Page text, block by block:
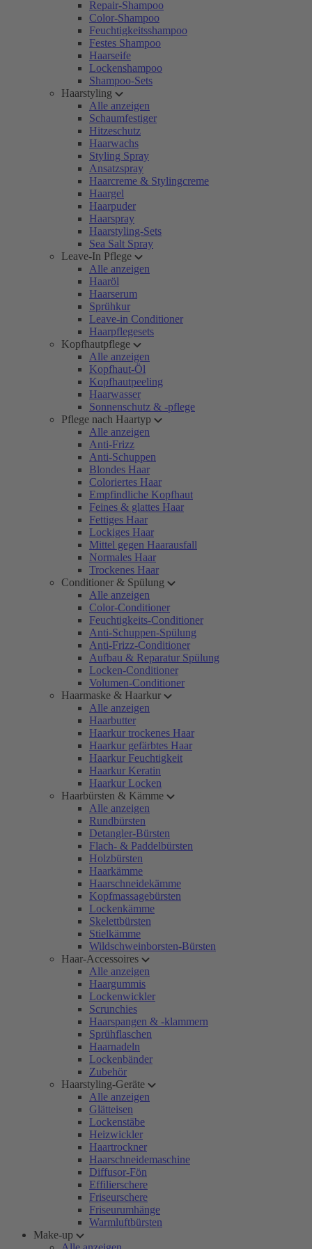
Repair-Shampoo
Color-Shampoo
Feuchtigkeitsshampoo
Festes Shampoo
Haarseife
Lockenshampoo
Shampoo-Sets
Haarstyling
Alle anzeigen
Schaumfestiger
Hitzeschutz
Haarwachs
Styling Spray
Ansatzspray
Haarcreme & Stylingcreme
Haargel
Haarpuder
Haarspray
Haarstyling-Sets
Sea Salt Spray
Leave-In Pflege
Alle anzeigen
Haaröl
Haarserum
Sprühkur
Leave-in Conditioner
Haarpflegesets
Kopfhautpflege
Alle anzeigen
Kopfhaut-Öl
Kopfhautpeeling
Haarwasser
Sonnenschutz & -pflege
Pflege nach Haartyp
Alle anzeigen
Anti-Frizz
Anti-Schuppen
Blondes Haar
Coloriertes Haar
Empfindliche Kopfhaut
Feines & glattes Haar
Fettiges Haar
Lockiges Haar
Mittel gegen Haarausfall
Normales Haar
Trockenes Haar
Conditioner & Spülung
Alle anzeigen
Color-Conditioner
Feuchtigkeits-Conditioner
Anti-Schuppen-Spülung
Anti-Frizz-Conditioner
Aufbau & Reparatur Spülung
Locken-Conditioner
Volumen-Conditioner
Haarmaske & Haarkur
Alle anzeigen
Haarbutter
Haarkur trockenes Haar
Haarkur gefärbtes Haar
Haarkur Feuchtigkeit
Haarkur Keratin
Haarkur Locken
Haarbürsten & Kämme
Alle anzeigen
Rundbürsten
Detangler-Bürsten
Flach- & Paddelbürsten
Holzbürsten
Haarkämme
Haarschneidekämme
Kopfmassagebürsten
Lockenkämme
Skelettbürsten
Stielkämme
Wildschweinborsten-Bürsten
Haar-Accessoires
Alle anzeigen
Haargummis
Lockenwickler
Scrunchies
Haarspangen & -klammern
Sprühflaschen
Haarnadeln
Lockenbänder
Zubehör
Haarstyling-Geräte
Alle anzeigen
Glätteisen
Lockenstäbe
Heizwickler
Haartrockner
Haarschneidemaschine
Diffusor-Fön
Effilierschere
Friseurschere
Friseurumhänge
Warmluftbürsten
Make-up